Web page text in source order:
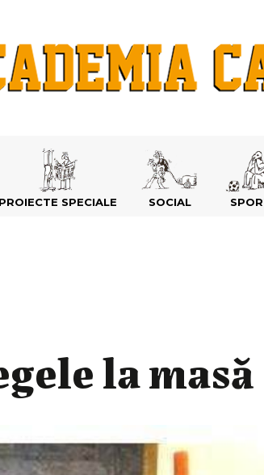
PROIECTE SPECIALE SOCIAL
la masă